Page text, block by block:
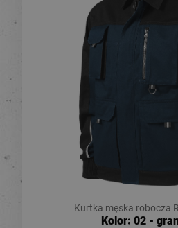
Kurtka męska robocza
Kolor: 02 -